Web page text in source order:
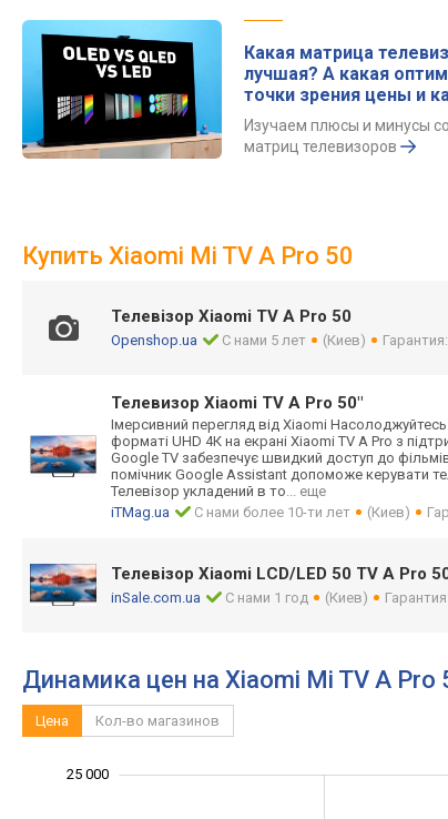
Какая матрица
лучшая? А какая
точки зрения цены и
Изучаем плюсы и минусы
матриц телевизоров
Купить Xiaomi Mi TV A Pro 50
Телевізор Xiaomi TV A Pro 50
Openshop.ua С нами 5 лет (Киев)
Телевизор Xiaomi TV A Pro 50"
Імерсивний перегляд від Xiaomi
форматі UHD 4К на екрані Xiaomi TV A Pro з
Google TV забезпечує швидкий доступ до
помічник Google Assistant допоможе керувати
Телевізор укладений в то... еще
iTMag.ua
С нами более 10-ти лет (Киев)
Телевізор Xiaomi LCD/LED 50 TV A Pro
inSale.com.ua С нами 1 год (Киев)
Динамика цен на Xiaomi Mi TV A Pro
Цена Кол-во магазинов
25 000